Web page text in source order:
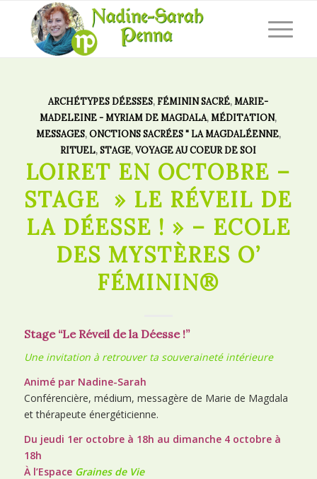
ARCHÉTYPES DÉESSES, FÉMININ SACRÉ, MARIE-
MADELEINE - MYRIAM DE MAGDALA, MÉDITATION,
MESSAGES,ONCTIONS SACRÉES " LA MAGDALÉENNE,
RITUEL,STAGE,VOYAGE AU COEUR DE SOI
LOIRET EN OCTOBRE –
STAGE » LE RÉVEIL DE
LA DÉESSE ! » – ECOLE
DES MYSTÈRES O’
FÉMININ®
Stage “Le Réveil de la Déesse !”
Une invitation à retrouver ta souveraineté intérieure
Animé par Nadine-Sarah
Conférencière, médium, messagère de Marie de Magdala
et thérapeute énergéticienne.
Du jeudi 1er octobre à 18h au dimanche 4 octobre à
18h
À l’Espace Graines de Vie